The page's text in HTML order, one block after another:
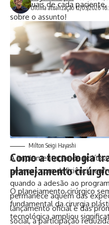
individuais de cada
sobre o assunto!
Milton Seigi Hayashi
Como a tecnologia
planejamento
O planejamento cirúrgico
fundamental da cirurgia
tecnológica ampliou
Última atualização 12/03/2026
A implementação de
pessoas com deficiência
quando a adesão ao
permanece aquém das
lançamento oficial e das
social, a participação